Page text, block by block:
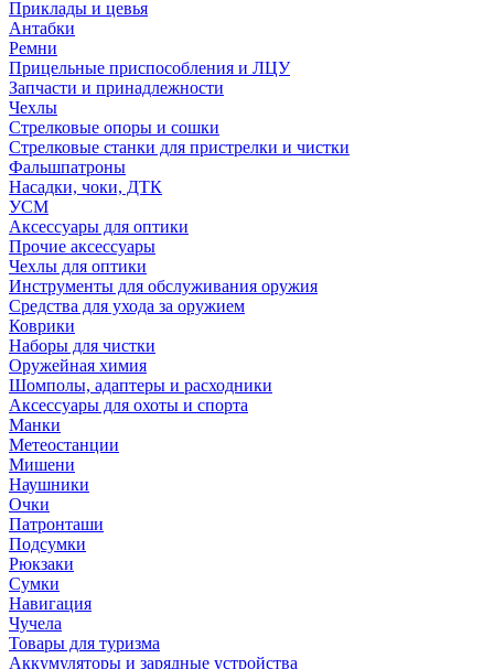
Приклады и цевья
Антабки
Ремни
Прицельные приспособления и ЛЦУ
Запчасти и принадлежности
Чехлы
Стрелковые опоры и сошки
Стрелковые станки для пристрелки и чистки
Фальшпатроны
Насадки, чоки, ДТК
УСМ
Аксессуары для оптики
Прочие аксессуары
Чехлы для оптики
Инструменты для обслуживания оружия
Средства для ухода за оружием
Коврики
Наборы для чистки
Оружейная химия
Шомполы, адаптеры и расходники
Аксессуары для охоты и спорта
Манки
Метеостанции
Мишени
Наушники
Очки
Патронташи
Подсумки
Рюкзаки
Сумки
Навигация
Чучела
Товары для туризма
Аккумуляторы и зарядные устройства